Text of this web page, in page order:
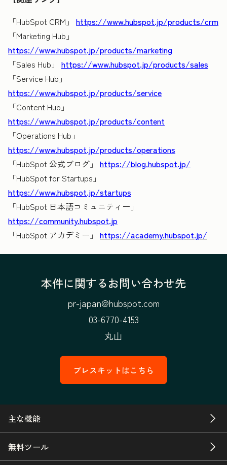
「HubSpot CRM」 https://www.hubspot.jp/products/crm
「Marketing Hub」
https://www.hubspot.jp/products/marketing
「Sales Hub」 https://www.hubspot.jp/products/sales
「Service Hub」
https://www.hubspot.jp/products/service
「Content Hub」
https://www.hubspot.jp/products/content
「Operations Hub」
https://www.hubspot.jp/products/operations
「HubSpot 公式ブログ」 https://blog.hubspot.jp/
「HubSpot for Startups」
https://www.hubspot.jp/startups
「HubSpot 日本語コミュニティー」
https://community.hubspot.jp
「HubSpot アカデミー」 https://academy.hubspot.jp/
本件に関するお問い合わせ先
pr-japan@hubspot.com
03-6770-4153
丸山
プレスキットはこちら
主な機能
無料ツール